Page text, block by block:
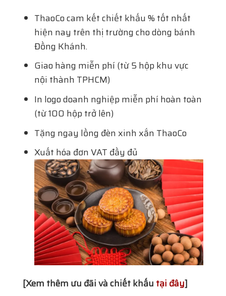
ThaoCo cam kết chiết khấu % tốt nhất
hiện nay trên thị trường cho dòng bánh
Đồng Khánh.
Giao hàng miễn phí (từ 5 hộp khu vực
nội thành TPHCM)
In logo doanh nghiệp miễn phí hoàn toàn
(từ 100 hộp trở lên)
Tặng ngay lồng đèn xinh xắn ThaoCo
Xuất hóa đơn VAT đầy đủ
[Xem thêm ưu đãi và chiết khấu tại đây]